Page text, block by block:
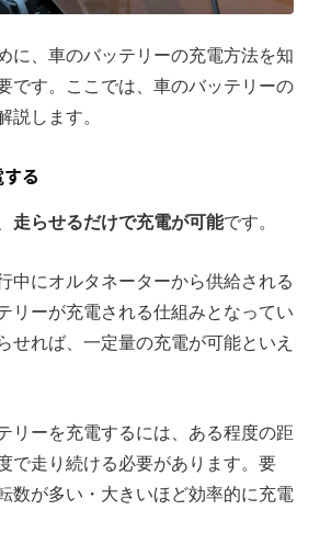
に、車のバッテリーの充電方法を知
です。ここでは、車のバッテリーの
説します。
る
走らせるだけで充電が可能です。
中にオルタネーターから供給される
リーが充電される仕組みとなってい
せれば、一定量の充電が可能といえ
リーを充電するには、ある程度の距
で走り続ける必要があります。要
数が多い・大きいほど効率的に充電